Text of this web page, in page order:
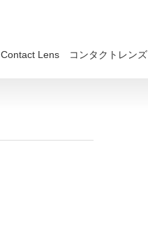
Contact Lens コンタクトレンズ